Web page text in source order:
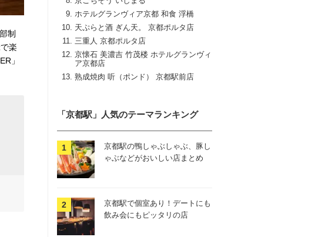
ホテルグランヴィア京都 和食 浮橋
天ぷらと酒 ぎん天。 京都ポルタ店
三重人 京都ポルタ店
京懐石 美濃吉 竹茂楼 ホテルグランヴィ
ア京都店
熟成焼肉 听（ポンド） 京都駅前店
制
楽
」
「京都駅」人気のテーマランキング
京都駅の鴨しゃぶしゃぶ、豚し
ゃぶなどがおいしい店まとめ
京都駅で個室あり！デートにも
飲み会にもピッタリの店